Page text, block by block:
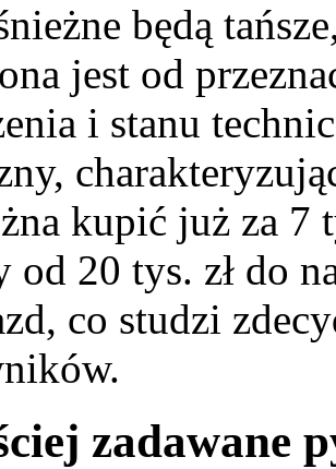
będą
jest od
i stanu
kupić już za 7
od 20 tys. zł do
co studzi
zadawane